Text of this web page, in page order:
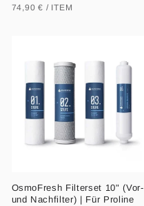
Preis
GRUNDPREIS
74,90 € / PRO
ITEM
OsmoFresh Filterset 10" (Vor-
und Nachfilter) | Für Proline